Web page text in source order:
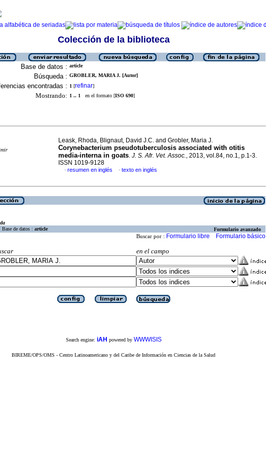
Colección de la biblioteca
Base de datos : article
Búsqueda : GROBLER, MARIA J. [Autor]
encontradas : 1 [refinar]
Mostrando: 1 .. 1 en el formato [ISO 690]
Leask, Rhoda, Blignaut, David J.C. and Grobler, Maria J.
Corynebacterium pseudotuberculosis associated with otitis
media-interna in goats. J. S. Afr. Vet. Assoc., 2013, vol.84, no.1, p.1-3.
ISSN 1019-9128
· resumen en inglés · texto en inglés
Base de datos : article Formulario avanzado
Buscar por : Formulario libre Formulario básico
en el campo
Search engine: iAH powered by WWWISIS
BIREME/OPS/OMS - Centro Latinoamericano y del Caribe de Información en Ciencias de la Salud